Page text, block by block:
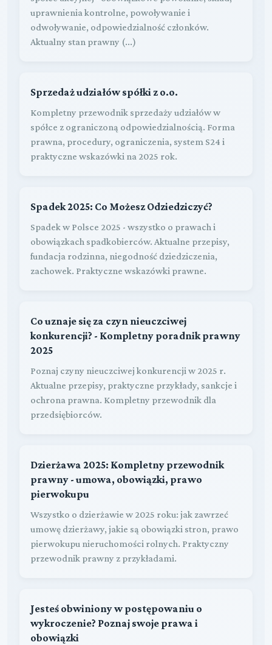
uprawnienia kontrolne, powoływanie i
odwoływanie, odpowiedzialność członków.
Aktualny stan prawny (...)
Sprzedaż udziałów spółki z o.o.
Kompletny przewodnik sprzedaży udziałów w
spółce z ograniczoną odpowiedzialnością. Forma
prawna, procedury, ograniczenia, system S24 i
praktyczne wskazówki na 2025 rok.
Spadek 2025: Co Możesz Odziedziczyć?
Spadek w Polsce 2025 - wszystko o prawach i
obowiązkach spadkobierców. Aktualne przepisy,
fundacja rodzinna, niegodność dziedziczenia,
zachowek. Praktyczne wskazówki prawne.
Co uznaje się za czyn nieuczciwej
konkurencji? - Kompletny poradnik prawny
2025
Poznaj czyny nieuczciwej konkurencji w 2025 r.
Aktualne przepisy, praktyczne przykłady, sankcje i
ochrona prawna. Kompletny przewodnik dla
przedsiębiorców.
Dzierżawa 2025: Kompletny przewodnik
prawny - umowa, obowiązki, prawo
pierwokupu
Wszystko o dzierżawie w 2025 roku: jak zawrzeć
umowę dzierżawy, jakie są obowiązki stron, prawo
pierwokupu nieruchomości rolnych. Praktyczny
przewodnik prawny z przykładami.
Jesteś obwiniony w postępowaniu o
wykroczenie? Poznaj swoje prawa i
obowiązki